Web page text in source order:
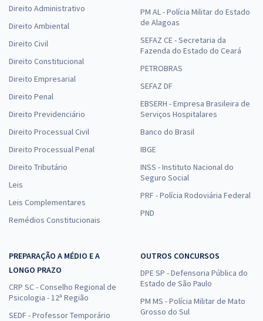
Direito Administrativo
Direito Ambiental
Direito Civil
Direito Constitucional
Direito Empresarial
Direito Penal
Direito Previdenciário
Direito Processual Civil
Direito Processual Penal
Direito Tributário
Leis
Leis Complementares
Remédios Constitucionais
PM AL - Polícia Militar do Estado
de Alagoas
SEFAZ CE - Secretaria da
Fazenda do Estado do Ceará
PETROBRAS
SEFAZ DF
EBSERH - Empresa Brasileira de
Serviços Hospitalares
Banco do Brasil
IBGE
INSS - Instituto Nacional do
Seguro Social
PRF - Polícia Rodoviária Federal
PND
PREPARAÇÃO A MÉDIO E A
LONGO PRAZO
CRP SC - Conselho Regional de
Psicologia - 12ª Região
SEDF - Professor Temporário
OUTROS CONCURSOS
DPE SP - Defensoria Pública do
Estado de São Paulo
PM MS - Polícia Militar de Mato
Grosso do Sul